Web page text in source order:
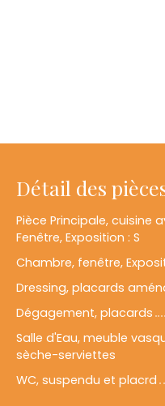
Détail des
Pièce Principale, cuisine
Fenêtre, Exposition : S
Chambre, fenêtre,
Dressing, placards
Dégagement, placards
Salle d'Eau, meuble
sèche-serviettes
WC, suspendu et placrd